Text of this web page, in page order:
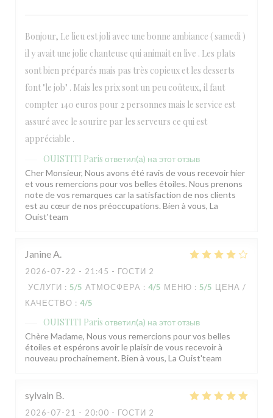
Bonjour, Le lieu est joli avec une bonne ambiance ( samedi )
il y avait une jolie chanteuse qui animait en live . Les plats
sont bien préparés mais pas très copieux et les desserts
font "le job" . Mais les prix sont un peu coûteux, il faut
compter 140 euros pour 2 personnes mais le service est
assuré avec le sourire par les serveurs ce qui est
appréciable .
OUISTITI Paris ответил(а) на этот отзыв
Cher Monsieur, Nous avons été ravis de vous recevoir hier
et vous remercions pour vos belles étoiles. Nous prenons
note de vos remarques car la satisfaction de nos clients
est au cœur de nos préoccupations. Bien à vous, La
Ouist'team
JanineA
2026-07-22 - 21:45 - ГОСТИ 2
УСЛУГИ : 5/5 АТМОСФЕРА : 4/5 МЕНЮ : 5/5 ЦЕНА /
КАЧЕСТВО : 4/5
OUISTITI Paris ответил(а) на этот отзыв
Chère Madame, Nous vous remercions pour vos belles
étoiles et espérons avoir le plaisir de vous recevoir à
nouveau prochainement. Bien à vous, La Ouist'team
sylvain B
2026-07-21 - 20:00 - ГОСТИ 2